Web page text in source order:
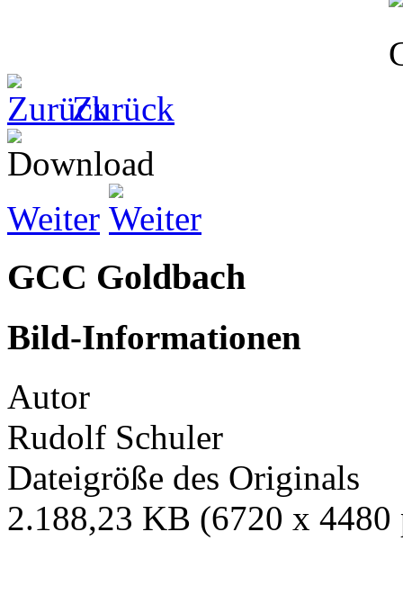
Zurück
Weiter
GCC Goldbach
Bild-Informationen
Autor
Rudolf Schuler
Dateigröße des Originals
2.188,23 KB (6720 x 4480